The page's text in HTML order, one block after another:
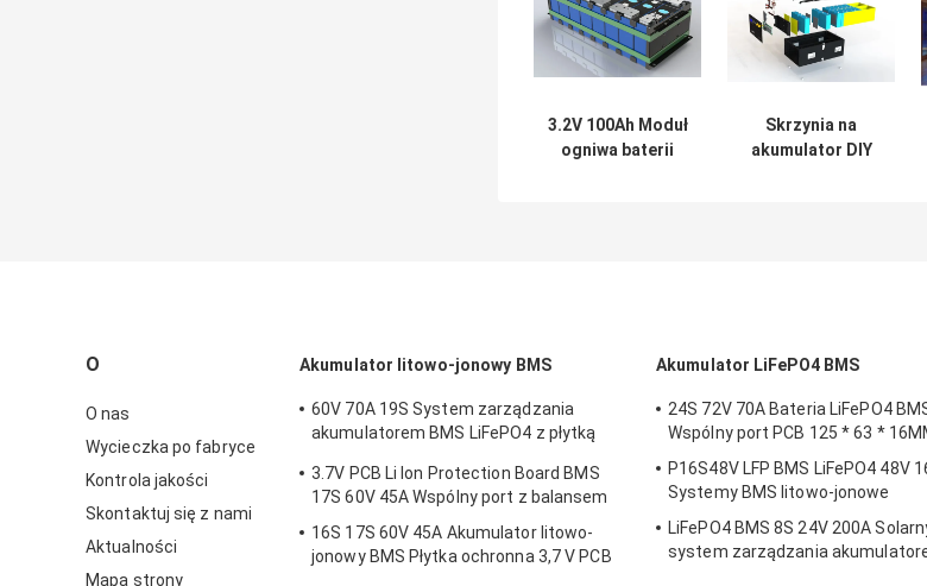
3.2V 100Ah Moduł
ogniwa baterii
Skrzynia na
akumulator DIY
O
O nas
Wycieczka po fabryce
Kontrola jakości
Skontaktuj się z nami
Aktualności
Mapa strony
Akumulator litowo-jonowy BMS
60V 70A 19S System zarządzania
akumulatorem BMS LiFePO4 z płytką
3.7V PCB Li Ion Protection Board BMS
17S 60V 45A Wspólny port z balansem
16S 17S 60V 45A Akumulator litowo-
jonowy BMS Płytka ochronna 3,7 V PCB
Akumulator LiFePO4 BMS
24S 72V 70A Bateria LiFePO4
Wspólny port PCB 125 * 63 *
P16S48V LFP BMS LiFePO4 48V
Systemy BMS litowo-jonowe
LiFePO4 BMS 8S 24V 200A
system zarządzania